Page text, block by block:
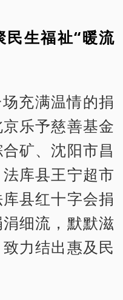
生福祉“暖流
充满温情的捐
乐予慈善基金
矿、沈阳市昌
库县王宁超市
县红十字会捐
细流，默默滋
力结出惠及民